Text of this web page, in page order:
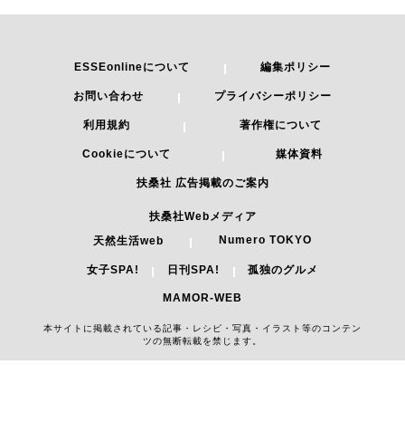
ESSEonlineについて 編集ポリシー
お問い合わせ プライバシーポリシー
利用規約 著作権について
Cookieについて 媒体資料
扶桑社 広告掲載のご案内
扶桑社Webメディア
天然生活web
Numero TOKYO
女子SPA! 日刊SPA! 孤独のグルメ
MAMOR-WEB
本サイトに掲載されている記事・レシピ・写真・イラスト等のコンテン
ツの無断転載を禁じます。